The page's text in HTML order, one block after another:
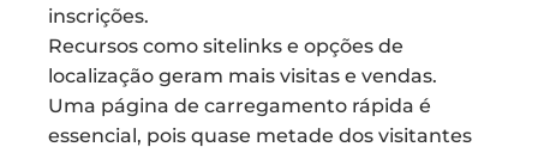
inscrições.
Recursos como sitelinks e opções de
localização geram mais visitas e vendas.
Uma página de carregamento rápida é
essencial, pois quase metade dos visitantes